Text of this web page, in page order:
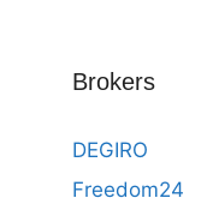
Brokers
DEGIRO
Freedom24